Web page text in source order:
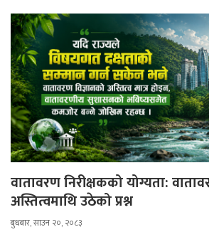
वातावरण निरीक्षकको योग्यता:
अस्तित्वमाथि उठेको प्रश्न
बुधबार, साउन २०, २०८३